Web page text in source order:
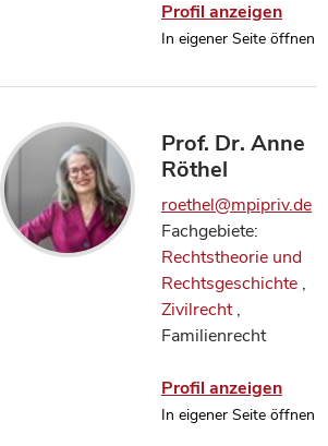
Profil anzeigen
In eigener Seite öffnen
Prof. Dr. Anne
Röthel
roethel@mpipriv.de
Fachgebiete:
Rechtstheorie und
Rechtsgeschichte ,
Zivilrecht,
Familienrecht
Profil anzeigen
In eigener Seite öffnen